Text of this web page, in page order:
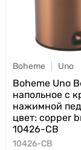
Boheme Uno
Boheme Uno
напольное с
нажимной
цвет: copper
10426-CB
10426-CB